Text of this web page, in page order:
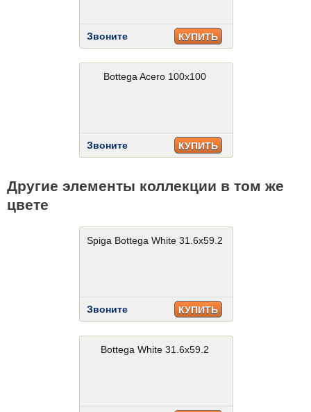
Звоните КУПИТЬ
Bottega Acero 100x100
Звоните КУПИТЬ
Другие элементы коллекции в том же
цвете
Spiga Bottega White 31.6x59.2
Звоните КУПИТЬ
Bottega White 31.6x59.2